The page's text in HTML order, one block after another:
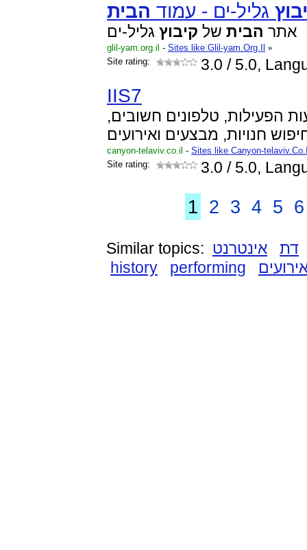
גליל-ים - עמוד הבית
אתר הבית של קיבוץ גליל-ים
glil-yam.org.il - Sites like Glil-yam.Org.Il
»
Site rating:
3.0 / 5.0,
IIS7
הפעילות, טלפונים חשובים,
canyon-telaviv.co.il - Sites like Canyon-
Site rating:
3.0 / 5.0,
1 2 3 4 5 6
Similar topics: דת
אינטרנט
history
performing